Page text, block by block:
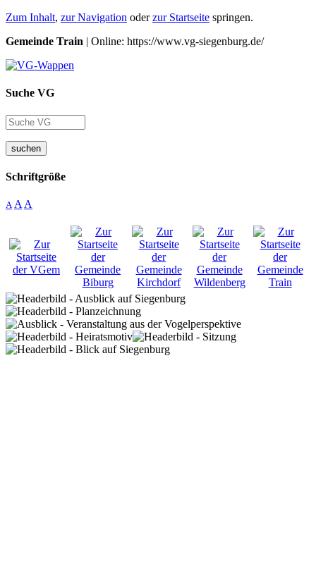
Zum Inhalt, zur Navigation oderzur Startseite springen.
Gemeinde Train | Online: https://www.vg-siegenburg.de/
Suche VG
suchen
Schriftgröße
A A A